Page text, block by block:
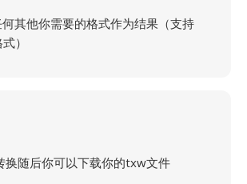
其他你需要的格式作为结果（支持
）
换随后你可以下载你的txw文件